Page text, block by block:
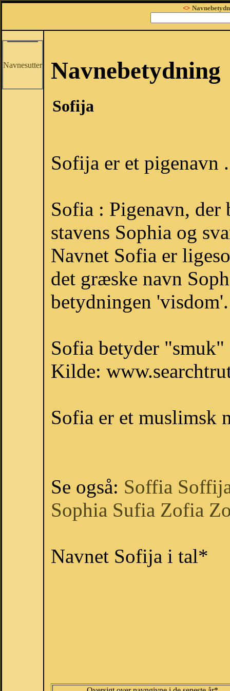
<>
Navnesutter Navnebetydning
Sofija
Sofija er et pigenavn .
Sofia : Pigenavn,
stavens Sophia og
Navnet Sofia er
det græske navn
betydningen 'visdom'.
Sofia betyder "smuk"
Kilde:
Sofia er et muslimsk
Se også: Soffia
Sophia Sufia Zofia
Navnet Sofija i tal*